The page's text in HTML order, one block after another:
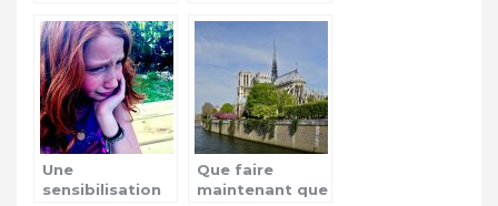
transmission de
l’actualité
quotidienne
Sud
Une
sensibilisation
Que faire
maintenant que